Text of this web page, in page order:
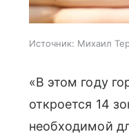
Источник: Михаил
«В этом году
откроется 14
необходимой